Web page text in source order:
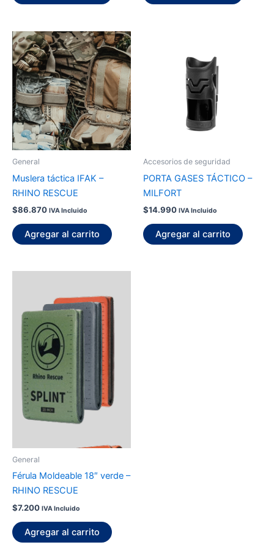
General
Muslera táctica IFAK –
RHINO RESCUE
$86.870 IVA Incluido
Agregar al carrito
Accesorios de seguridad
PORTA GASES TÁCTICO –
MILFORT
$14.990 IVA Incluido
Agregar al carrito
General
Férula Moldeable 18″ verde –
RHINO RESCUE
$7.200 IVA Incluido
Agregar al carrito